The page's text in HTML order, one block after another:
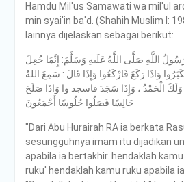
Hamdu Mil'us Samawati wa mil'ul
min syai'in ba'd. (Shahih Muslim I:
lainnya dijelaskan sebagai berikut:
اللَّهِ صَلَّى اللَّهُ عَلَيهِ وَسَلَّمَ: إِنَّمَا جُعِلَ
وَاذَا رَكَعَ فَارْكَعُوا وَإِذَا قَالَ : سَمِعَ اللهُ
وَلَكَ الْحَمْدُ ، وَإِذَا سَجَدَ فاسجد وا وَاذَا صَلَحَ
جَالِسًا فَصَلُوا جُلُوسًا أَجْمَعُونَ
"Dari Abu Hurairah RA ia berkata
sesungguhnya imam itu dijadikan
apabila ia bertakhir. hendaklah
ruku' hendaklah kamu ruku apabila